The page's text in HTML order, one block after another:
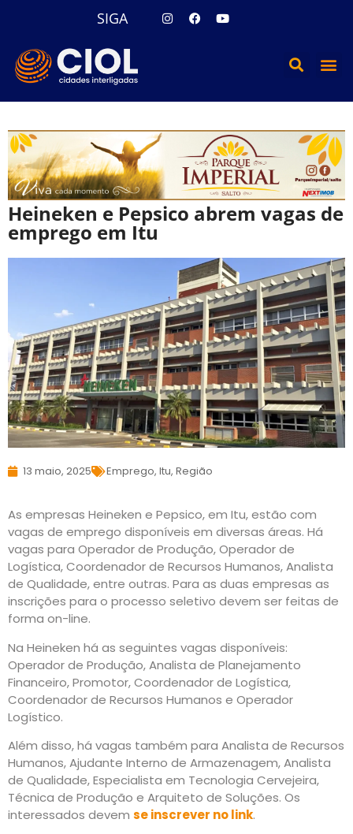
SIGA
Heineken e Pepsico abrem vagas de
emprego em Itu
13 maio, 2025 Emprego, Itu, Região
As empresas Heineken e Pepsico, em Itu, estão com
vagas de emprego disponíveis em diversas áreas. Há
vagas para Operador de Produção, Operador de
Logística, Coordenador de Recursos Humanos, Analista
de Qualidade, entre outras. Para as duas empresas as
inscrições para o processo seletivo devem ser feitas de
forma on-line.
Na Heineken há as seguintes vagas disponíveis:
Operador de Produção, Analista de Planejamento
Financeiro, Promotor, Coordenador de Logística,
Coordenador de Recursos Humanos e Operador
Logístico.
Além disso, há vagas também para Analista de Recursos
Humanos, Ajudante Interno de Armazenagem, Analista
de Qualidade, Especialista em Tecnologia Cervejeira,
Técnica de Produção e Arquiteto de Soluções. Os
interessados devem se inscrever no link.